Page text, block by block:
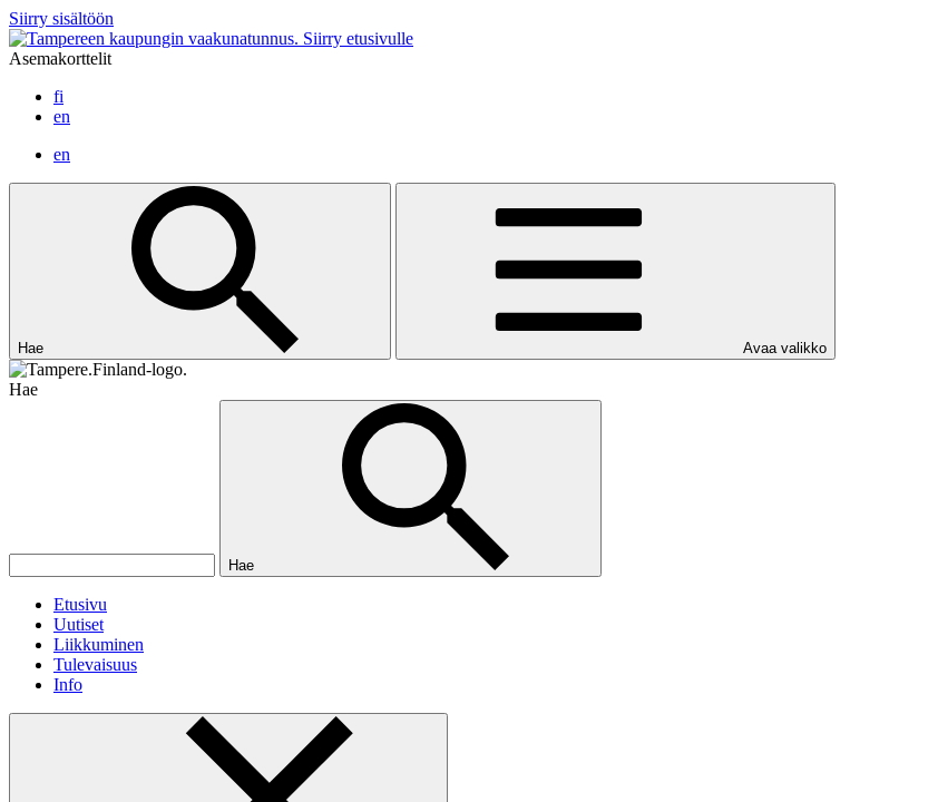
Siirry sisältöön
Siirry etusivulle
Asemakorttelit
fi
en
en
Hae Avaa valikko
Hae
Hae
Etusivu
Uutiset
Liikkuminen
Tulevaisuus
Info